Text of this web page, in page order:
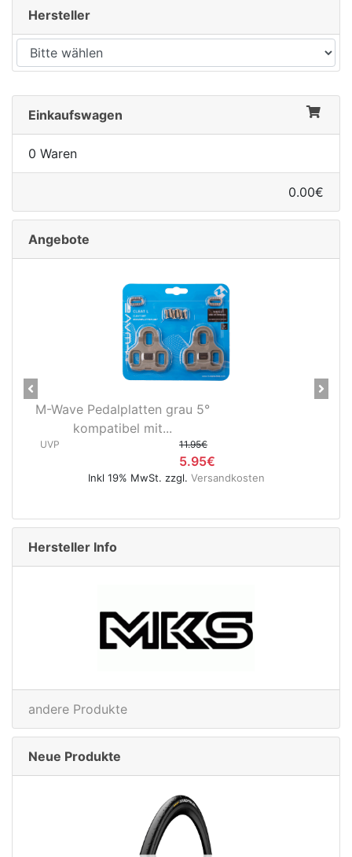
Hersteller
Einkaufswagen
0 Waren
0.00€
Angebote
Novatec X-Light Disc
Hinterradnabe Boost CL
89.95€
49.95€
Previous Next
Hersteller Info
andere Produkte
Neue Produkte